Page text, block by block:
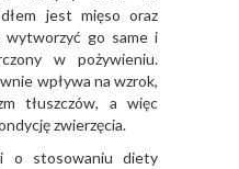
jest mięso oraz
go same i
w pożywieniu.
wpływa na wzrok,
tłuszczów, a więc
zwierzęcia.
o stosowaniu diety